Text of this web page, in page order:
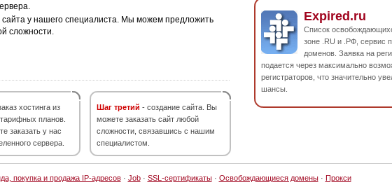
сайта у нашего специалиста. Мы можем предложить
сложности.
хостинга из
планов.
заказать у нас
сервера.
Шаг третий - создание сайта. Вы
можете заказать сайт любой
сложности, связавшись с нашим
специалистом.
Expired.ru
Список
зоне .RU и .РФ, сервис
доменов. Заявка на
подается через максимально
регистраторов, что значительно
шансы.
покупка и продажа IP-адресов· Job· SSL-сертификаты· Освобождающиеся домены· Прокси